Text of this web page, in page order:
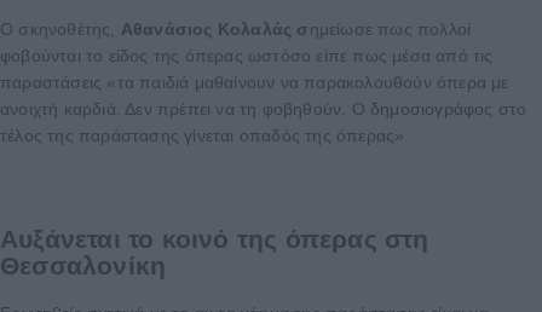
Ο σκηνοθέτης, Αθανάσιος Κολαλάς σημείωσε πως πολλοί
φοβούνται το είδος της όπερας ωστόσο είπε πως μέσα από τις
παραστάσεις «τα παιδιά μαθαίνουν να παρακολουθούν όπερα με
ανοιχτή καρδιά. Δεν πρέπει να τη φοβηθούν. Ο δημοσιογράφος στο
τέλος της παράστασης γίνεται οπαδός της όπερας».
Αυξάνεται το κοινό της όπερας στη
Θεσσαλονίκη